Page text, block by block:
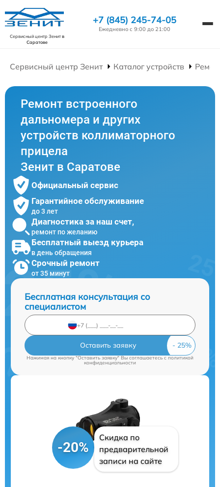
Сервисный центр Зенитв
Саратове
+7 (845) 245-74-05
Ежедневно с 9:00 до 21:00
Сервисный центр Зенит Каталог устройств
Ремонт встроенного
дальномера и других
устройств коллиматорного
прицела
Зенит в Саратове
Официальный сервис
Гарантийное обслуживание
до 3 лет
Диагностика за наш счет,
ремонт по желанию
Бесплатный выезд курьера
в день обращения
Срочный ремонт
от 35 минут
Бесплатная консультация со
специалистом
Оставить заявку
Нажимая на кнопку "Оставить заявку" Вы соглашаетесь cполитикой
конфиденциальности
-20%
Скидка по
предварительной
записи на сайте